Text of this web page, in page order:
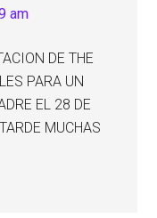
am
DE THE
PARA UN
EL 28 DE
MUCHAS